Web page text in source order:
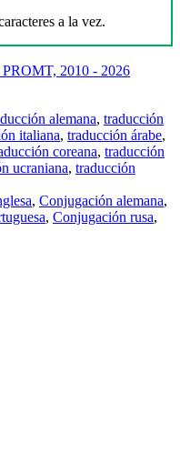
a la vez.
2010 - 2026
alemana, traducción
italiana, traducción árabe,
coreana, traducción
ucraniana, traducción
, Conjugación alemana,
, Conjugación rusa,